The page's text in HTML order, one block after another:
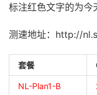
标注红色文字的为今
测速地址：http://
套餐
NL-Plan1-B